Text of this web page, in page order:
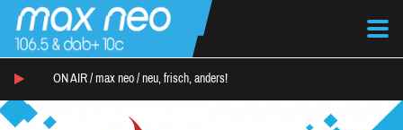
ON AIR / max neo / neu, frisch, anders!